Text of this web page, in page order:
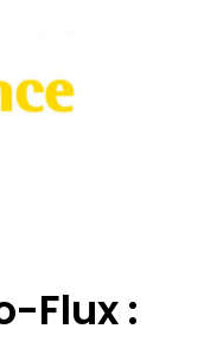
Flux :